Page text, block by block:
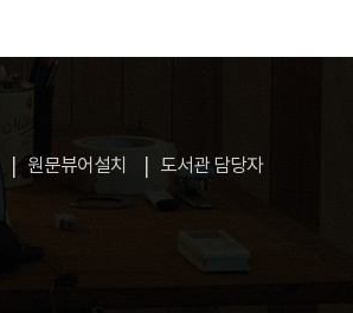
원문뷰어설치 도서관 담당자